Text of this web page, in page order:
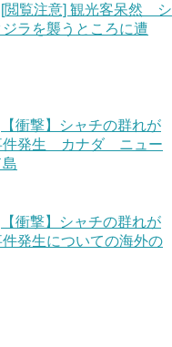
[閲覧注意] 観光客呆然 シ
ラを襲うところに遭
【衝撃】シャチの群れが
件発生 カナダ ニュー
【衝撃】シャチの群れが
発生についての海外の